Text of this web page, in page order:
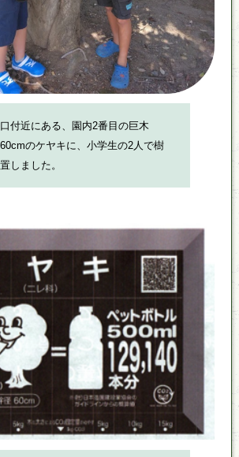
付近にある、園内2番目の巨木
のケヤキに、小学生の2人で樹
しました。